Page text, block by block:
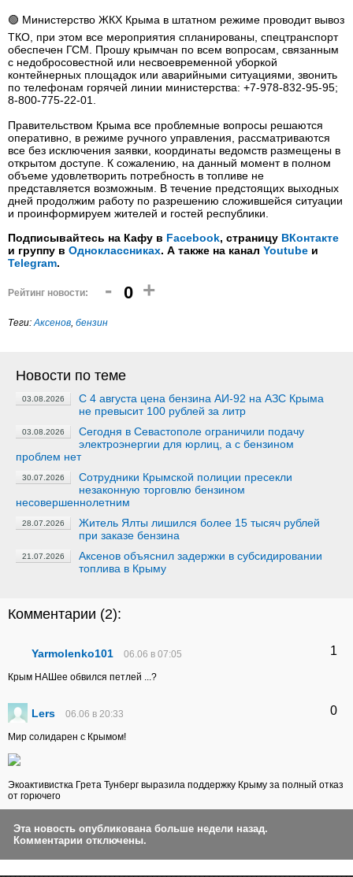
🟢 Министерство ЖКХ Крыма в штатном режиме проводит вывоз
ТКО, при этом все мероприятия спланированы, спецтранспорт
обеспечен ГСМ. Прошу крымчан по всем вопросам, связанным
с недобросовестной или несвоевременной уборкой
контейнерных площадок или аварийными ситуациями, звонить
по телефонам горячей линии министерства: +7-978-832-95-95;
8-800-775-22-01.
Правительством Крыма все проблемные вопросы решаются
оперативно, в режиме ручного управления, рассматриваются
все без исключения заявки, координаты ведомств размещены в
открытом доступе. К сожалению, на данный момент в полном
объеме удовлетворить потребность в топливе не
представляется возможным. В течение предстоящих выходных
дней продолжим работу по разрешению сложившейся ситуации
и проинформируем жителей и гостей республики.
Подписывайтесь на Кафу в Facebook, страницу ВКонтакте
и группу в Одноклассниках. А также на канал Youtube и
Telegram.
Рейтинг новости: - 0 +
Теги:Аксенов, бензин
Новости по теме
03.08.2026
C 4 августа цена бензина АИ-92 на АЗС Крыма
не превысит 100 рублей за литр
03.08.2026
Сегодня в Севастополе ограничили подачу
электроэнергии для юрлиц, а с бензином
проблем нет
30.07.2026
Сотрудники Крымской полиции пресекли
незаконную торговлю бензином
несовершеннолетним
28.07.2026
Житель Ялты лишился более 15 тысяч рублей
при заказе бензина
21.07.2026
Аксенов объяснил задержки в субсидировании
топлива в Крыму
Комментарии (2):
Yarmolenko101 06.06 в 07:05 1
Крым НАШее обвился петлей ...?
Lers 06.06 в 20:33 0
Мир солидарен с Крымом!
Экоактивистка Грета Тунберг выразила поддержку Крыму за полный отказ
от горючего
Эта новость опубликована больше недели назад.
Комментарии отключены.